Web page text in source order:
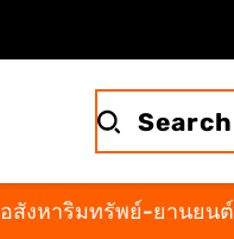
อสังหาริมทรัพย์-ยานยนต์